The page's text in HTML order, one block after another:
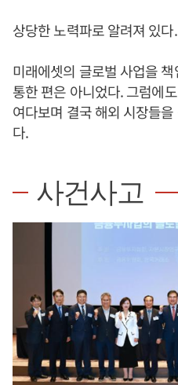
상당한 노력파로 알려져 있다.
미래에셋의 글로벌 사업을
통한 편은 아니었다. 그럼에
여다보며 결국 해외 시장들
다.
사건사고